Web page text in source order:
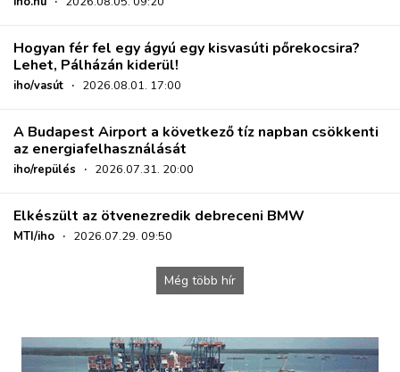
Hogyan fér fel egy ágyú egy kisvasúti pőrekocsira?
Lehet, Pálházán kiderül!
iho/vasút · 2026.08.01. 17:00
A Budapest Airport a következő tíz napban csökkenti
az energiafelhasználását
iho/repülés · 2026.07.31. 20:00
Elkészült az ötvenezredik debreceni BMW
MTI/iho · 2026.07.29. 09:50
Még több hír